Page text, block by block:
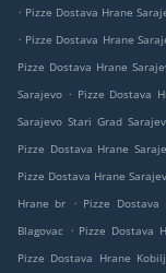
. Pizze Dostava Hrane
. Pizze Dostava Hrane
Pizze Dostava Hrane
Sarajevo . Pizze Dostava
Sarajevo Stari Grad
Pizze Dostava Hrane
Pizze Dostava Hrane
Hrane br
. Pizze Dostava
Blagovac . Pizze Dostava
Pizze Dostava Hrane